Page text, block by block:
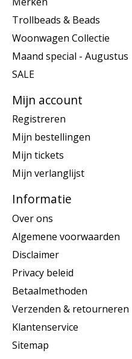
Trollbeads & Beads
Woonwagen Collectie
Maand special - Augustus
SALE
Mijn account
Registreren
Mijn bestellingen
Mijn tickets
Mijn verlanglijst
Informatie
Over ons
Algemene voorwaarden
Disclaimer
Privacy beleid
Betaalmethoden
Verzenden & retourneren
Klantenservice
Sitemap